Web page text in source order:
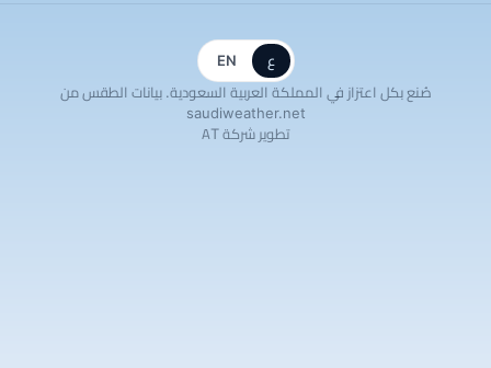
ع EN
صُنع بكل اعتزاز في المملكة العربية السعودية. بيانات الطقس من
saudiweather.net
تطوير شركة AT